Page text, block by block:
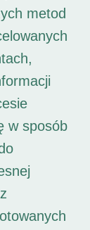
metod
w sposób